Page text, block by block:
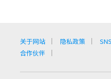
关于网站 隐私政策
合作伙伴